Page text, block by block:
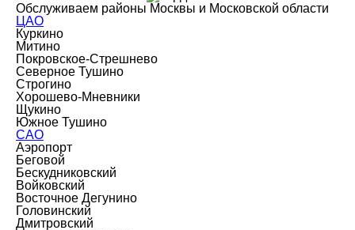
Обслуживаем районы Москвы и Московской области
ЦАО
Куркино
Митино
Покровское-Стрешнево
Северное Тушино
Строгино
Хорошево-Мневники
Щукино
Южное Тушино
САО
Аэропорт
Беговой
Бескудниковский
Войковский
Восточное Дегунино
Головинский
Дмитровский